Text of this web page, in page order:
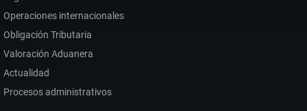
Operaciones internacionales
Obligación Tributaria
Valoración Aduanera
Actualidad
Procesos administrativos